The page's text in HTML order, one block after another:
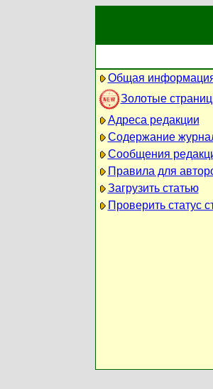
Общая
Золотые
Адреса редакции
Содержание
Сообщения
Правила для
Загрузить статью
Проверить статус